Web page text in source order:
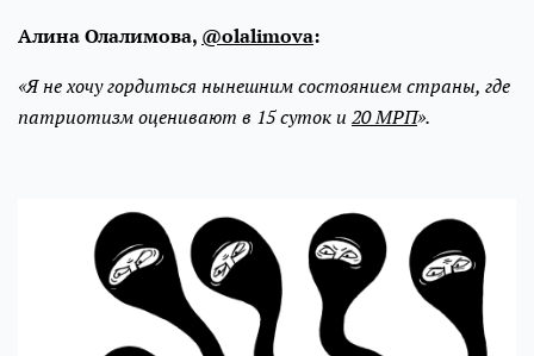
Алина Олалимова, @olalimova:
«Я не хочу гордиться нынешним состоянием страны, где
патриотизм оценивают в 15 суток и 20 МРП».